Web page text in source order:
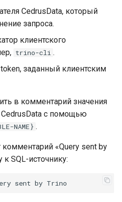
CedrusData, который
запроса.
клиентского
trino-cli .
token, заданный клиентским
в комментарий значения
с помощью
NAME} .
«Query sent by
SQL-источнику: